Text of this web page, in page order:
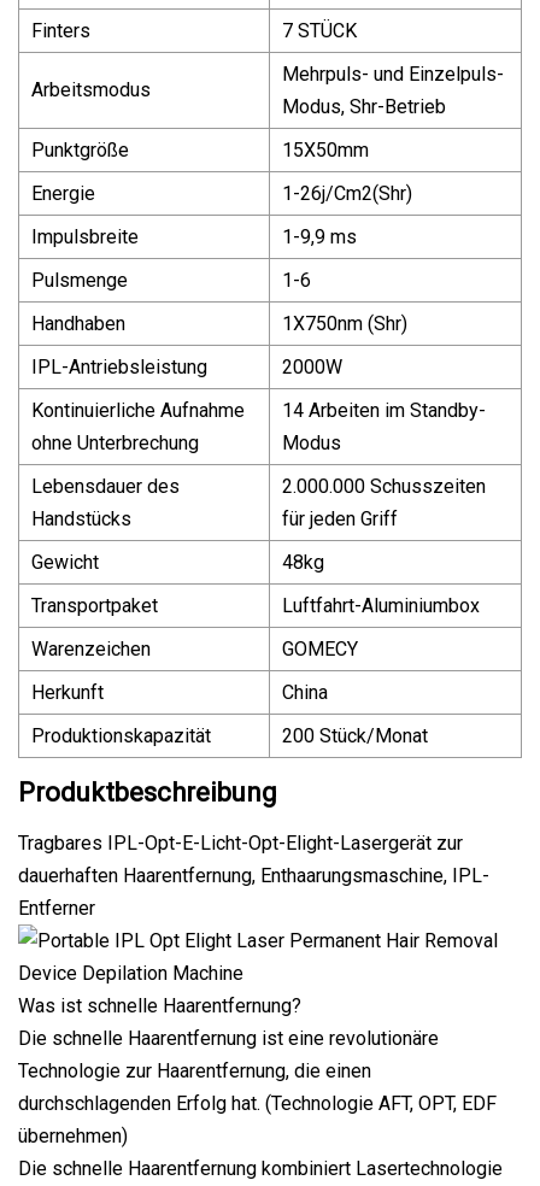
Finters
7 STÜCK
Arbeitsmodus
Mehrpuls- und Einzelpuls-
Modus, Shr-Betrieb
Punktgröße
15X50mm
Energie
1-26j/Cm2(Shr)
Impulsbreite
1-9,9 ms
Pulsmenge
1-6
Handhaben
1X750nm (Shr)
IPL-Antriebsleistung
2000W
Kontinuierliche Aufnahme
ohne Unterbrechung
14 Arbeiten im Standby-
Modus
Lebensdauer des
Handstücks
2.000.000 Schusszeiten
für jeden Griff
Gewicht
48kg
Transportpaket
Luftfahrt-Aluminiumbox
Warenzeichen
GOMECY
Herkunft
China
Produktionskapazität
200 Stück/Monat
Produktbeschreibung
Tragbares IPL-Opt-E-Licht-Opt-Elight-Lasergerät zur
dauerhaften Haarentfernung, Enthaarungsmaschine, IPL-
Entferner
Was ist schnelle Haarentfernung?
Die schnelle Haarentfernung ist eine revolutionäre
Technologie zur Haarentfernung, die einen
durchschlagenden Erfolg hat. (Technologie AFT, OPT, EDF
übernehmen)
Die schnelle Haarentfernung kombiniert Lasertechnologie